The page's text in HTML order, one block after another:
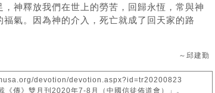
，神釋放我們在世上的勞苦，回歸永恆，常與神
福氣。因為神的介入，死亡就成了回天家的路
～邱建勤
devotion/devotion.aspx?id=tr20200823
《傳》雙月刊2020年7-8月（中國信徒佈道會）」。